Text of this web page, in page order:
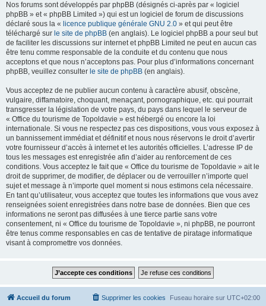
Nos forums sont développés par phpBB (désignés ci-après par « logiciel
phpBB » et « phpBB Limited ») qui est un logiciel de forum de discussions
déclaré sous la « licence publique générale GNU 2.0 » et qui peut être
téléchargé sur le site de phpBB (en anglais). Le logiciel phpBB a pour seul but
de faciliter les discussions sur internet et phpBB Limited ne peut en aucun cas
être tenu comme responsable de la conduite et du contenu que nous
acceptons et que nous n’acceptons pas. Pour plus d’informations concernant
phpBB, veuillez consulter le site de phpBB (en anglais).
Vous acceptez de ne publier aucun contenu à caractère abusif, obscène,
vulgaire, diffamatoire, choquant, menaçant, pornographique, etc. qui pourrait
transgresser la législation de votre pays, du pays dans lequel le serveur de
« Office du tourisme de Topoldavie » est hébergé ou encore la loi
internationale. Si vous ne respectez pas ces dispositions, vous vous exposez à
un bannissement immédiat et définitif et nous nous réservons le droit d’avertir
votre fournisseur d’accès à internet et les autorités officielles. L’adresse IP de
tous les messages est enregistrée afin d’aider au renforcement de ces
conditions. Vous acceptez le fait que « Office du tourisme de Topoldavie » ait le
droit de supprimer, de modifier, de déplacer ou de verrouiller n’importe quel
sujet et message à n’importe quel moment si nous estimons cela nécessaire.
En tant qu’utilisateur, vous acceptez que toutes les informations que vous avez
renseignées soient enregistrées dans notre base de données. Bien que ces
informations ne seront pas diffusées à une tierce partie sans votre
consentement, ni « Office du tourisme de Topoldavie », ni phpBB, ne pourront
être tenus comme responsables en cas de tentative de piratage informatique
visant à compromettre vos données.
Accueil du forum Fuseau horaire sur UTC+02:00
Supprimer les cookies